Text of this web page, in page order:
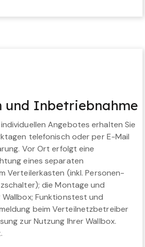
Inbetriebnahme
Angebotes erhalten Sie
telefonisch oder per E-Mail
Vor Ort erfolgt eine
eines separaten
Verteilerkasten (inkl. Personen-
die Montage und
Funktionstest und
beim Verteilnetzbetreiber
zur Nutzung Ihrer Wallbox.